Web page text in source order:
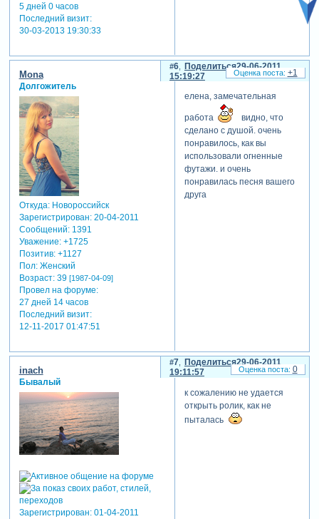
5 дней 0 часов
Последний визит:
30-03-2013 19:30:33
Поделиться
6
29-06-2011
15:19:27
Mona
Долгожитель
Откуда:Новороссийск
Зарегистрирован: 20-04-2011
Сообщений:1391
Уважение: +1725
Позитив: +1127
Пол:Женский
Возраст:39 [1987-04-09]
Провел на форуме:
27 дней 14 часов
Последний визит:
12-11-2017 01:47:51
елена, замечательная
работа
видно, что
сделано с душой. очень
понравилось, как вы
использовали огненные
футажи. и очень
понравилась песня вашего
друга
+1
Поделиться
7
29-06-2011
19:11:57
inach
Бывалый
Зарегистрирован: 01-04-2011
к сожалению не удается
открыть ролик, как не
пыталась
0